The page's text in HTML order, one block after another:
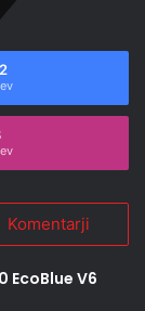
Komentarji
EcoBlue V6